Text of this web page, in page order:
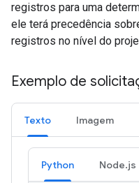
registros para uma
ele terá precedência
registros no nível do
Exemplo de
Texto Imagem
Python Node.js